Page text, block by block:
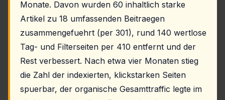
Monate. Davon wurden 60 inhaltlich starke
Artikel zu 18 umfassenden Beitraegen
zusammengefuehrt (per 301), rund 140 wertlose
Tag- und Filterseiten per 410 entfernt und der
Rest verbessert. Nach etwa vier Monaten stieg
die Zahl der indexierten, klickstarken Seiten
spuerbar, der organische Gesamttraffic legte im